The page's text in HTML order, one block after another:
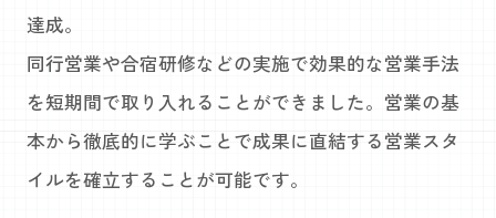
達成。
同行営業や合宿研修などの実施で効果的な営業手法
を短期間で取り入れることができました。営業の基
本から徹底的に学ぶことで成果に直結する営業スタ
イルを確立することが可能です。